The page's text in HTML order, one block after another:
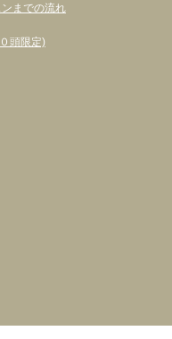
までの流れ
頭限定)